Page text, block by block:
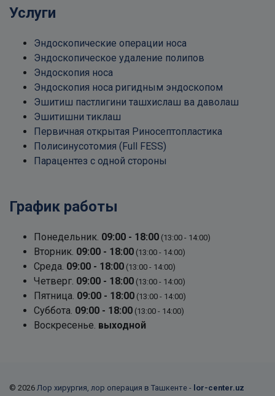
Услуги
Эндоскопические операции носа
Эндоскопическое удаление полипов
Эндоскопия носа
Эндоскопия носа ригидным эндоскопом
Эшитиш пастлигини ташхислаш ва даволаш
Эшитишни тиклаш
Первичная открытая Риносептопластика
Полисинусотомия (Full FESS)
Парацентез с одной стороны
График работы
Понедельник. 09:00 - 18:00 (13:00 - 14:00)
Вторник. 09:00 - 18:00 (13:00 - 14:00)
Среда. 09:00 - 18:00 (13:00 - 14:00)
Четверг. 09:00 - 18:00 (13:00 - 14:00)
Пятница. 09:00 - 18:00 (13:00 - 14:00)
Суббота. 09:00 - 18:00 (13:00 - 14:00)
Воскресенье. выходной
© 2026 Лор хирургия, лор операция в Ташкенте - lor-center.uz